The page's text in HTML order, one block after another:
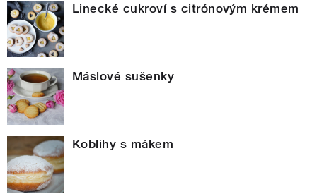
Linecké cukroví s citrónovým krémem
Máslové sušenky
Koblihy s mákem